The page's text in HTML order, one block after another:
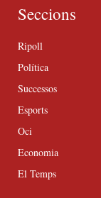
Seccions
Ripoll
Política
Successos
Esports
Oci
Economia
El Temps